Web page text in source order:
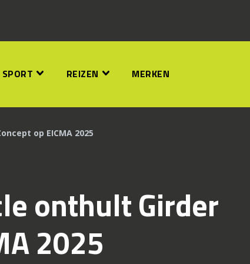
SPORT REIZEN MERKEN
op EICMA 2025
onthult Girder
2025